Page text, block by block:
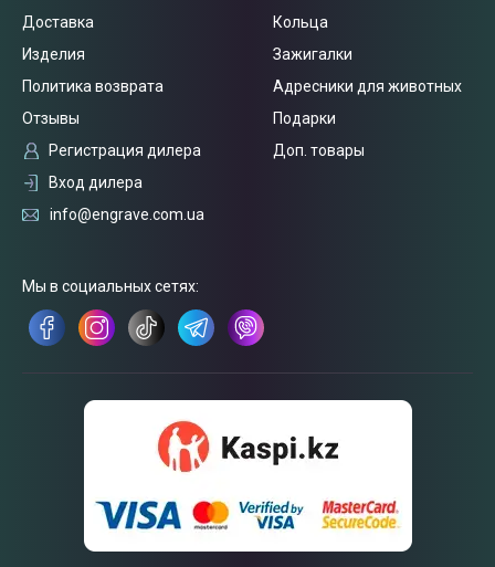
Доставка
Изделия
Политика возврата
Отзывы
Регистрация дилера
Вход дилера
Кольца
Зажигалки
Адресники для животных
Подарки
Доп. товары
info@engrave.com.ua
Мы в социальных сетях: